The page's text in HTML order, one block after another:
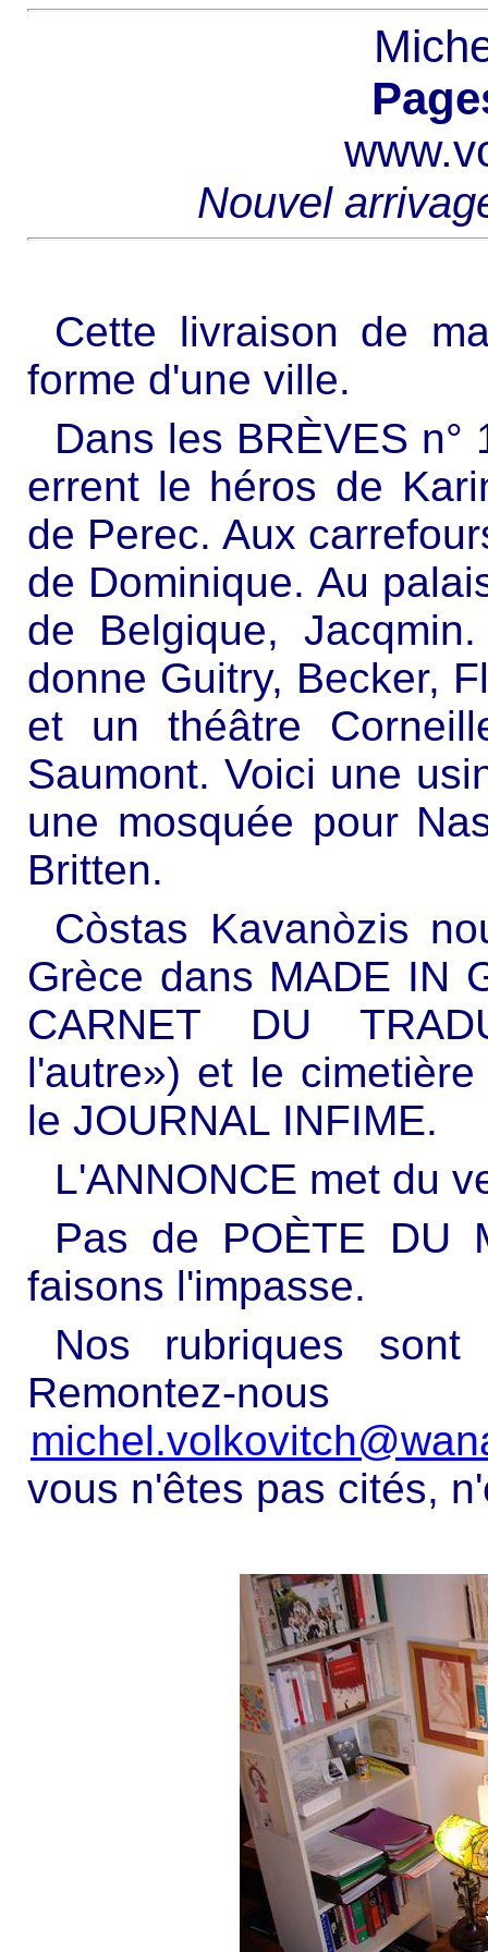
Nouvel
Cette livraison de
forme d'une ville.
Dans les BRÈVES
errent le héros de
de Perec. Aux
de Dominique. Au
de Belgique,
donne Guitry, Becker,
et un théâtre
Saumont. Voici une
une mosquée pour
Britten.
Còstas Kavanòzis
Grèce dans MADE IN
CARNET DU
l'autre») et le
le JOURNAL INFIME.
L'ANNONCE met du
Pas de POÈTE DU
faisons l'impasse.
Nos rubriques
Remontez-
vous n'êtes pas cités,